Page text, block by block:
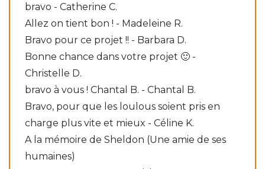
bravo - Catherine C.
Allez on tient bon ! - Madeleine R.
Bravo pour ce projet !! - Barbara D.
Bonne chance dans votre projet 🙂 -
Christelle D.
bravo à vous ! Chantal B. - Chantal B.
Bravo, pour que les loulous soient pris en
charge plus vite et mieux - Céline K.
A la mémoire de Sheldon (Une amie de ses
humaines)